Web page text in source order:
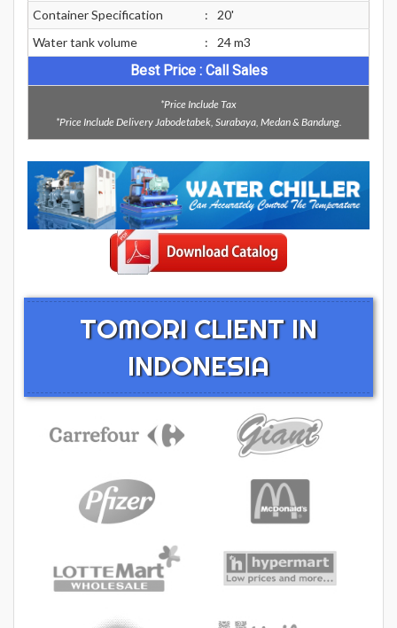
Container Specification
:
20'
Water tank volume
: 24 m3
Best Price : Call Sales
*Price Include Tax
*Price Include Delivery Jabodetabek, Surabaya, Medan & Bandung.
TOMORI CLIENT IN
INDONESIA